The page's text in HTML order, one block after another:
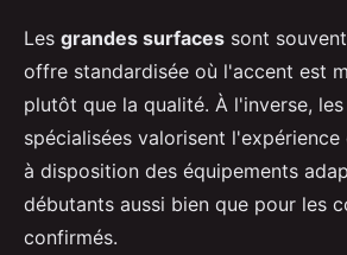
Les grandes surfaces sont
offre standardisée où l'accent est
plutôt que la qualité. À l'inverse,
spécialisées valorisent
à disposition des équipements
débutants aussi bien que pour les
confirmés.